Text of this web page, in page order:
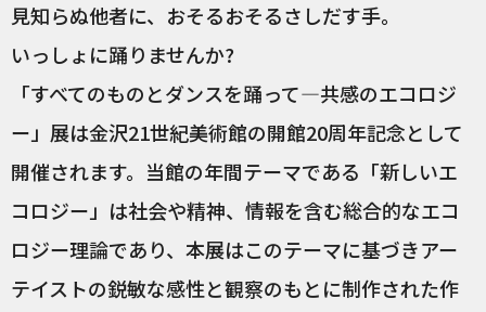
見知らぬ他者に、おそるおそるさしだす手。
いっしょに踊りませんか?
「すべてのものとダンスを踊って―共感のエコロジ
ー」展は金沢21世紀美術館の開館20周年記念として
開催されます。当館の年間テーマである「新しいエ
コロジー」は社会や精神、情報を含む総合的なエコ
ロジー理論であり、本展はこのテーマに基づきアー
テイストの鋭敏な感性と観察のもとに制作された作